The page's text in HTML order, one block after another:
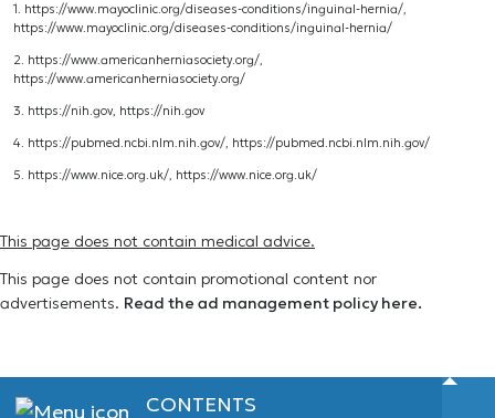
1. https://www.mayoclinic.org/diseases-conditions/inguinal-hernia/,
https://www.mayoclinic.org/diseases-conditions/inguinal-hernia/
2. https://www.americanherniasociety.org/,
https://www.americanherniasociety.org/
3. https://nih.gov, https://nih.gov
4. https://pubmed.ncbi.nlm.nih.gov/, https://pubmed.ncbi.nlm.nih.gov/
5. https://www.nice.org.uk/, https://www.nice.org.uk/
This page does not contain medical advice.
This page does not contain promotional content nor
advertisements. Read the ad management policy here.
CONTENTS